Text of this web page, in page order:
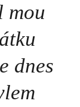
mou
dnes